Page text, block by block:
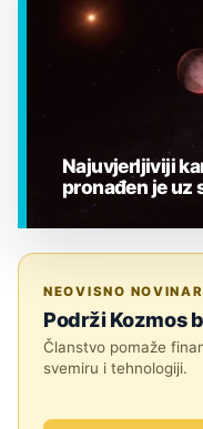
Najuvjerljiviji
pronađen je uz
NEOVISNO
Podrži Kozmos
Članstvo pomaže
svemiru i tehnologiji.